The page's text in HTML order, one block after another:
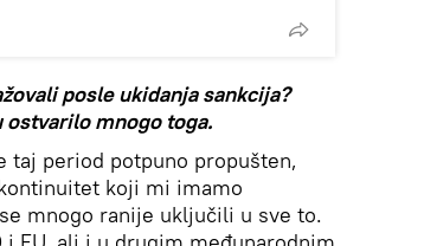
posle ukidanja sankcija?
ostvarilo mnogo toga.
taj period potpuno propušten,
koji mi imamo
mnogo ranije uključili u sve to.